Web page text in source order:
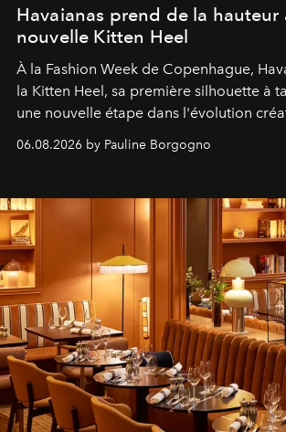
Havaianas prend de la hauteur
nouvelle Kitten Heel
À la Fashion Week de Copenhague,
la Kitten Heel, sa première silhouette à
une nouvelle étape dans l'évolution
06.08.2026 by Pauline Borgogno